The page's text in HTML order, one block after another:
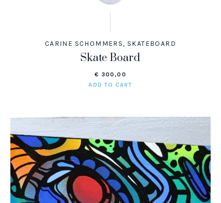
CARINE SCHOMMERS, SKATEBOARD
Skate Board
€ 300,00
ADD TO CART